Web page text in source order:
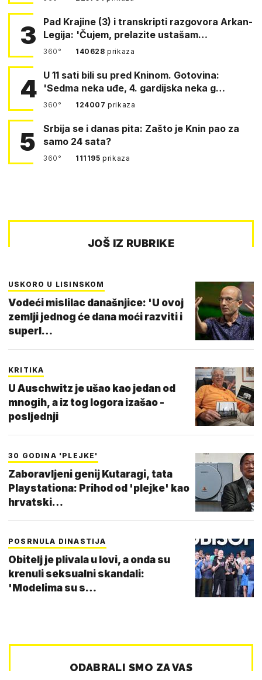
3
Pad Krajine (3) i transkripti razgovora Arkan-
Legija: 'Čujem, prelazite ustašam…
360° 140628prikaza
4 U 11 sati bili su pred Kninom. Gotovina:
'Sedma neka uđe, 4. gardijska neka g…
360° 124007prikaza
5
Srbija se i danas pita: Zašto je Knin pao za
samo 24 sata?
360° 111195prikaza
JOŠ IZ RUBRIKE
USKORO U LISINSKOM
Vodeći mislilac današnjice: 'U ovoj
zemlji jednog će dana moći razviti i
superl…
KRITIKA
U Auschwitz je ušao kao jedan od
mnogih, a iz tog logora izašao -
posljednji
30 GODINA 'PLEJKE'
Zaboravljeni genij Kutaragi, tata
Playstationa: Prihod od 'plejke' kao
hrvatski…
POSRNULA DINASTIJA
Obitelj je plivala u lovi, a onda su
krenuli seksualni skandali:
'Modelima su s…